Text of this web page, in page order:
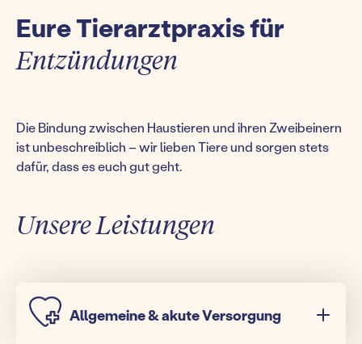
Eure Tierarztpraxis für
Entzündungen
Die Bindung zwischen Haustieren und ihren Zweibeinern
ist unbeschreiblich – wir lieben Tiere und sorgen stets
dafür, dass es euch gut geht.
Unsere Leistungen
Allgemeine & akute Versorgung